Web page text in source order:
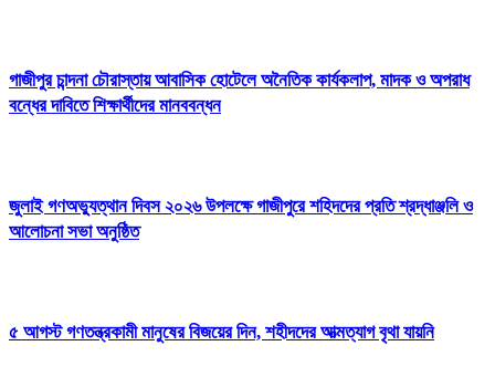
গাজীপুর চান্দনা চৌরাস্তায় আবাসিক হোটেলে অনৈতিক কার্যকলাপ, মাদক ও অপরাধ
বন্ধের দাবিতে শিক্ষার্থীদের মানববন্ধন
জুলাই গণঅভ্যুত্থান দিবস ২০২৬ উপলক্ষে গাজীপুরে শহিদদের প্রতি শ্রদ্ধাঞ্জলি ও
আলোচনা সভা অনুষ্ঠিত
৫ আগস্ট গণতন্ত্রকামী মানুষের বিজয়ের দিন, শহীদদের আত্মত্যাগ বৃথা যায়নি